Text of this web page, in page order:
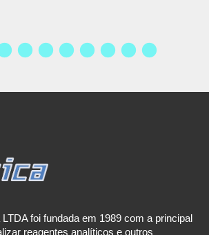
foi fundada em 1989 com a principal
reagentes analíticos e outros